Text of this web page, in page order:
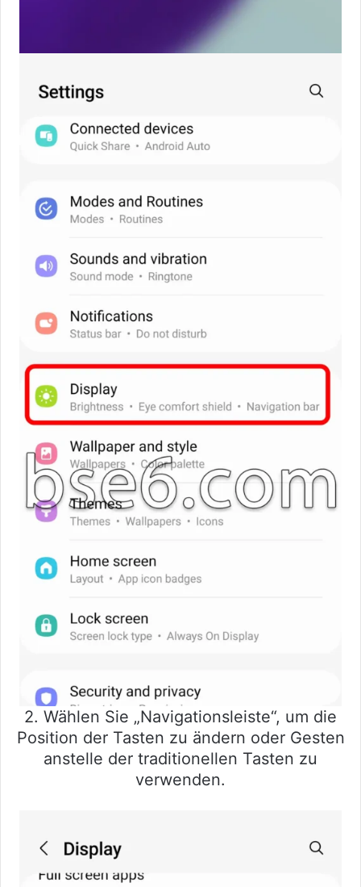
2. Wählen Sie „Navigationsleiste“, um die
Position der Tasten zu ändern oder Gesten
anstelle der traditionellen Tasten zu
verwenden.